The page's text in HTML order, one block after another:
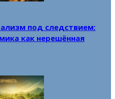
под следствием:
как нерешённая